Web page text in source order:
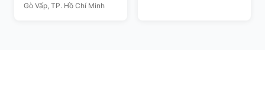
Gò Vấp, TP. Hồ Chí Minh